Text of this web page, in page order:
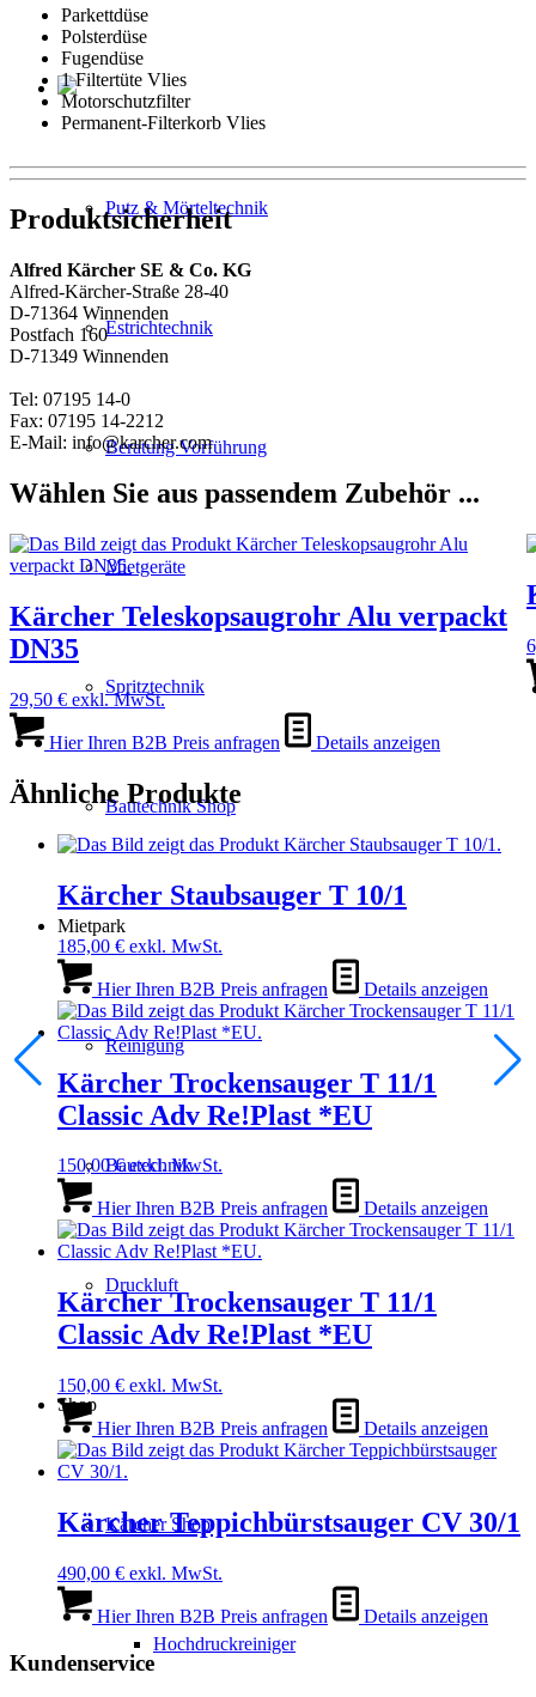
Putz & Mörteltechnik
Estrichtechnik
Beratung Vorführung
Mietgeräte
Spritztechnik
Bautechnik Shop
Mietpark
Reinigung
Bautechnik
Druckluft
Shop
Kärcher Shop
Hochdruckreiniger
Parkettdüse
Polsterdüse
Fugendüse
1 Filtertüte Vlies
Motorschutzfilter
Permanent-Filterkorb Vlies
Produktsicherheit
Alfred Kärcher SE & Co. KG
Alfred-Kärcher-Straße 28-40
D-71364 Winnenden
Postfach 160
D-71349 Winnenden
Tel: 07195 14-0
Fax: 07195 14-2212
E-Mail: info@karcher.com
Wählen Sie aus passendem Zubehör ...
Kärcher Teleskopsaugrohr Alu verpackt
DN35
29,50 € exkl. MwSt.
Hier Ihren B2B Preis anfragen Details anzeigen
Ähnliche Produkte
Kärcher Staubsauger T 10/1
185,00 € exkl. MwSt.
Hier Ihren B2B Preis anfragen Details anzeigen
Kärcher Trockensauger T 11/1
Classic Adv Re!Plast *EU
150,00€exkl. MwSt.
Hier Ihren B2B Preis anfragen Details anzeigen
Kärcher Trockensauger T 11/1
Classic Adv Re!Plast *EU
150,00 € exkl. MwSt.
Hier Ihren B2B Preis anfragen Details anzeigen
Kärcher Teppichbürstsauger CV 30/1
490,00 € exkl. MwSt.
Hier Ihren B2B Preis anfragen Details anzeigen
Kundenservice